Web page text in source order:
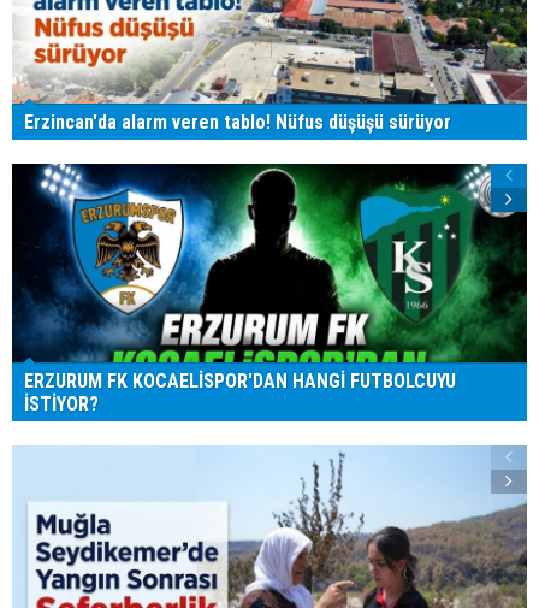
Erzincan'da alarm veren tablo! Nüfus düşüşü sürüyor
ERZURUM FK KOCAELİSPOR'DAN HANGİ FUTBOLCUYU
İSTİYOR?